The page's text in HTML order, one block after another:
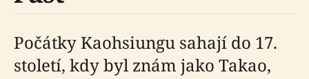
Počátky Kaohsiungu sahají do 17.
století, kdy byl znám jako Takao,